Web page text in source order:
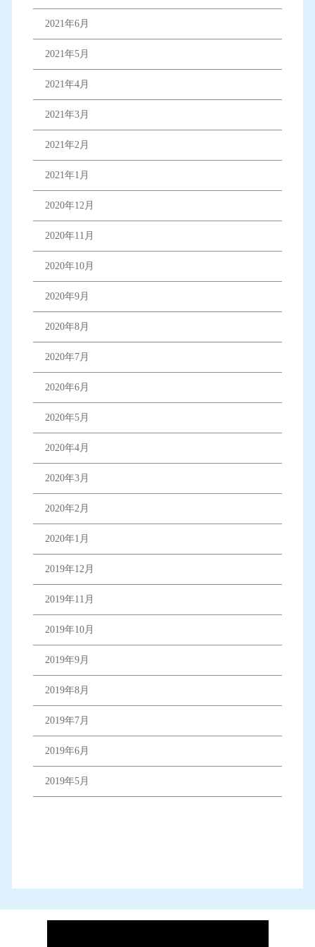
2021年6月
2021年5月
2021年4月
2021年3月
2021年2月
2021年1月
2020年12月
2020年11月
2020年10月
2020年9月
2020年8月
2020年7月
2020年6月
2020年5月
2020年4月
2020年3月
2020年2月
2020年1月
2019年12月
2019年11月
2019年10月
2019年9月
2019年8月
2019年7月
2019年6月
2019年5月